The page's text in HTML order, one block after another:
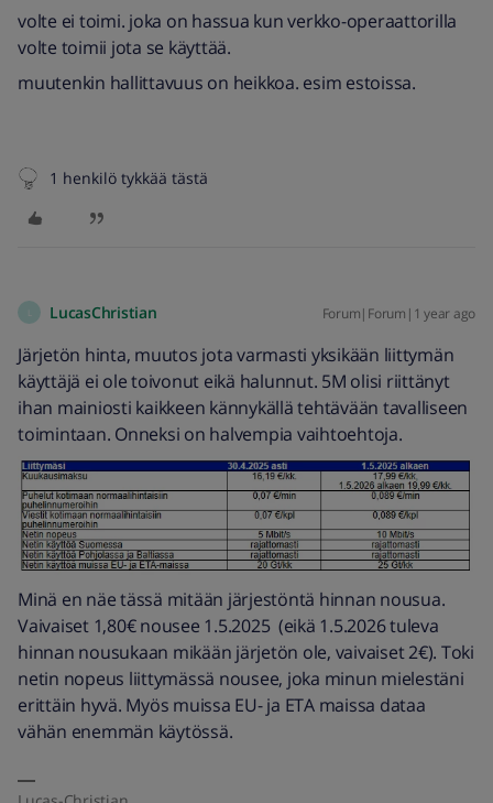
volte ei toimi. joka on hassua kun verkko-operaattorilla
volte toimii jota se käyttää.
muutenkin hallittavuus on heikkoa. esim estoissa.
1 henkilö tykkää tästä
LucasChristian Forum|Forum|1 year ago
Järjetön hinta, muutos jota varmasti yksikään liittymän
käyttäjä ei ole toivonut eikä halunnut. 5M olisi riittänyt
ihan mainiosti kaikkeen kännykällä tehtävään tavalliseen
toimintaan. Onneksi on halvempia vaihtoehtoja.
Minä en näe tässä mitään järjestöntä hinnan nousua.
Vaivaiset 1,80€ nousee 1.5.2025 (eikä 1.5.2026 tuleva
hinnan nousukaan mikään järjetön ole, vaivaiset 2€). Toki
netin nopeus liittymässä nousee, joka minun mielestäni
erittäin hyvä. Myös muissa EU- ja ETA maissa dataa
vähän enemmän käytössä.